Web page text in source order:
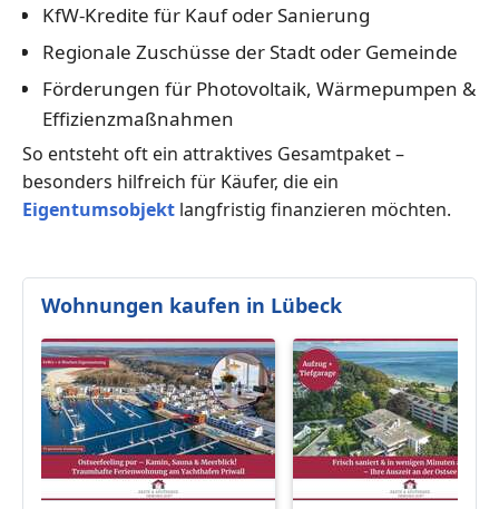
KfW-Kredite für Kauf oder Sanierung
Regionale Zuschüsse der Stadt oder Gemeinde
Förderungen für Photovoltaik, Wärmepumpen &
Effizienzmaßnahmen
So entsteht oft ein attraktives Gesamtpaket –
besonders hilfreich für Käufer, die ein
Eigentumsobjekt langfristig finanzieren möchten.
Wohnungen kaufen in Lübeck